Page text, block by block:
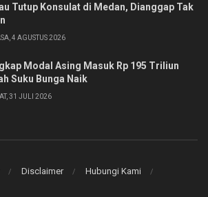
Tutup Konsulat di Medan, Dianggap Tak
4 AGUSTUS 2026
Modal Asing Masuk Rp 195 Triliun
Suku Bunga Naik
31 JULI 2026
Disclaimer
Hubungi Kami